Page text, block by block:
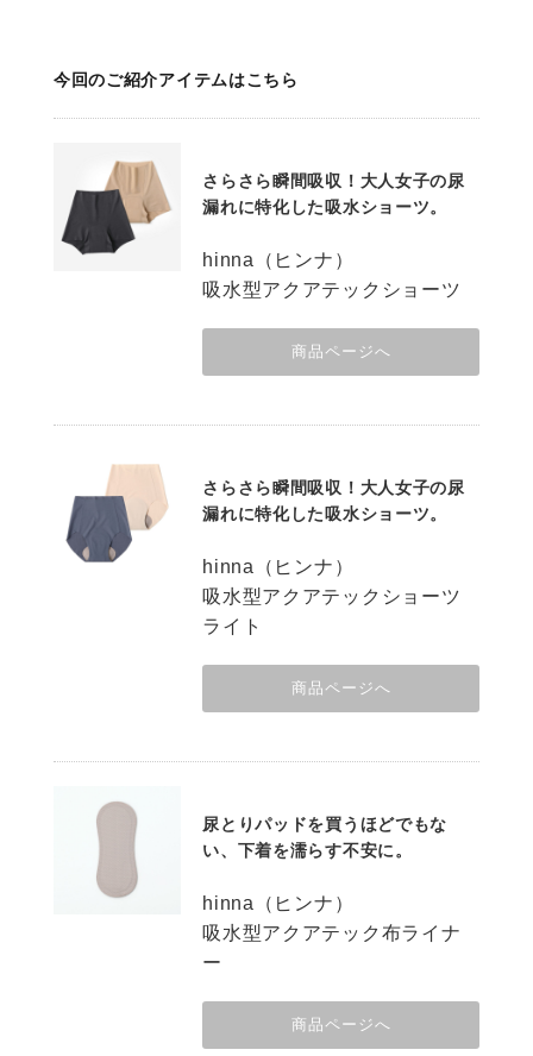
今回のご紹介アイテムはこちら
さらさら瞬間吸収！大人女子の尿
漏れに特化した吸水ショーツ。
hinna（ヒンナ）
吸水型アクアテックショーツ
商品ページへ
さらさら瞬間吸収！大人女子の尿
漏れに特化した吸水ショーツ。
hinna（ヒンナ）
吸水型アクアテックショーツ
ライト
商品ページへ
尿とりパッドを買うほどでもな
い、下着を濡らす不安に。
hinna（ヒンナ）
吸水型アクアテック布ライナ
ー
商品ページへ